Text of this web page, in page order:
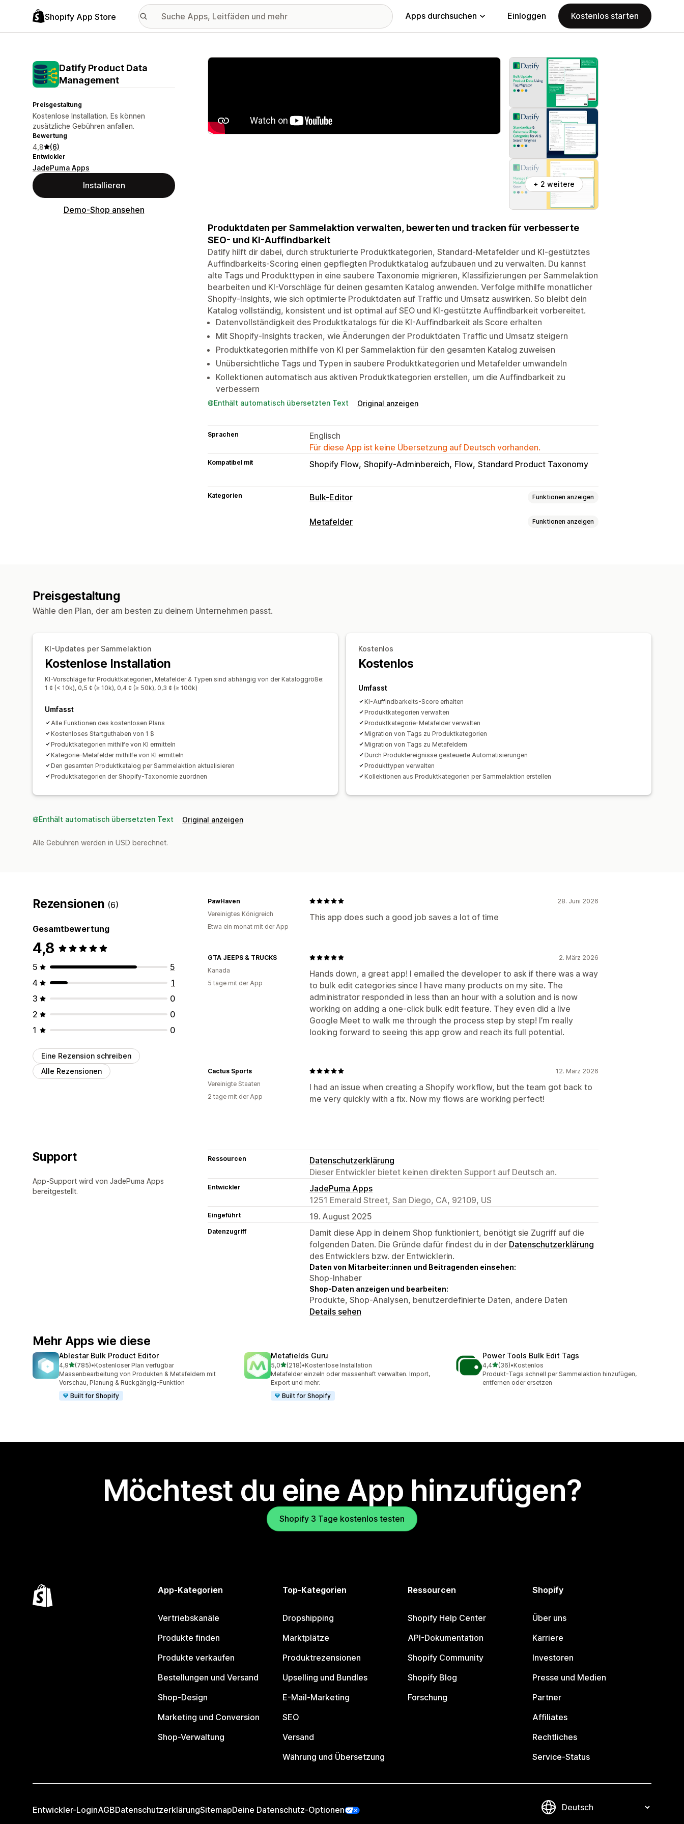
Shopify App Store Apps durchsuchen Einloggen Kostenlos starten
Datify Product Data
Management
Preisgestaltung
Kostenlose Installation. Es können
zusätzliche Gebühren anfallen.
Bewertung
4,8 (6)
Entwickler
JadePuma Apps
Installieren
Demo-Shop ansehen
Vorgestellte Bildergalerie
+ 2 weitere
Produktdaten per Sammelaktion verwalten, bewerten und tracken für verbesserte
SEO- und KI-Auffindbarkeit
Datify hilft dir dabei, durch strukturierte Produktkategorien, Standard-Metafelder und KI-gestütztes
Auffindbarkeits-Scoring einen gepflegten Produktkatalog aufzubauen und zu verwalten. Du kannst
alte Tags und Produkttypen in eine saubere Taxonomie migrieren, Klassifizierungen per Sammelaktion
bearbeiten und KI-Vorschläge für deinen gesamten Katalog anwenden. Verfolge mithilfe monatlicher
Shopify-Insights, wie sich optimierte Produktdaten auf Traffic und Umsatz auswirken. So bleibt dein
Katalog vollständig, konsistent und ist optimal auf SEO und KI-gestützte Auffindbarkeit vorbereitet.
Datenvollständigkeit des Produktkatalogs für die KI-Auffindbarkeit als Score erhalten
Mit Shopify-Insights tracken, wie Änderungen der Produktdaten Traffic und Umsatz steigern
Produktkategorien mithilfe von KI per Sammelaktion für den gesamten Katalog zuweisen
Unübersichtliche Tags und Typen in saubere Produktkategorien und Metafelder umwandeln
Kollektionen automatisch aus aktiven Produktkategorien erstellen, um die Auffindbarkeit zu
verbessern
Enthält automatisch übersetzten Text Original anzeigen
Sprachen
Englisch
Für diese App ist keine Übersetzung auf Deutsch vorhanden.
Kompatibel mit Shopify Flow Shopify-Adminbereich Flow Standard Product Taxonomy
Kategorien Bulk-Editor Funktionen anzeigen
Bearbeitbare Ressourcen
Metafelder Funktionen anzeigen
Preisgestaltung
Wähle den Plan, der am besten zu deinem Unternehmen passt.
KI-Updates per Sammelaktion
Kostenlose Installation
KI-Vorschläge für Produktkategorien, Metafelder & Typen sind abhängig von der Kataloggröße:
1 ¢ (< 10k), 0,5 ¢ (≥ 10k), 0,4 ¢ (≥ 50k), 0,3 ¢ (≥ 100k)
Umfasst
Alle Funktionen des kostenlosen Plans
Kostenloses Startguthaben von 1 $
Produktkategorien mithilfe von KI ermitteln
Kategorie-Metafelder mithilfe von KI ermitteln
Den gesamten Produktkatalog per Sammelaktion aktualisieren
Produktkategorien der Shopify-Taxonomie zuordnen
Kostenlos
Kostenlos
Umfasst
KI-Auffindbarkeits-Score erhalten
Produktkategorien verwalten
Produktkategorie-Metafelder verwalten
Migration von Tags zu Produktkategorien
Migration von Tags zu Metafeldern
Durch Produktereignisse gesteuerte Automatisierungen
Produkttypen verwalten
Kollektionen aus Produktkategorien per Sammelaktion erstellen
Enthält automatisch übersetzten Text Original anzeigen
Alle Gebühren werden in USD berechnet.
Rezensionen (6)
Gesamtbewertung
4,8
5
5
4
1
3
0
2
0
1
0
Eine Rezension schreiben
Alle Rezensionen
28. Juni 2026
This app does such a good job saves a lot of time
PawHaven
Vereinigtes Königreich
Etwa ein monat mit der App
2. März 2026
Hands down, a great app! I emailed the developer to ask if there was a way
to bulk edit categories since I have many products on my site. The
administrator responded in less than an hour with a solution and is now
working on adding a one-click bulk edit feature. They even did a live
Google Meet to walk me through the process step by step! I’m really
looking forward to seeing this app grow and reach its full potential.
GTA JEEPS & TRUCKS
Kanada
5 tage mit der App
12. März 2026
I had an issue when creating a Shopify workflow, but the team got back to
me very quickly with a fix. Now my flows are working perfect!
Cactus Sports
Vereinigte Staaten
2 tage mit der App
Support
App-Support wird von JadePuma Apps
bereitgestellt.
Ressourcen
Datenschutzerklärung
Dieser Entwickler bietet keinen direkten Support auf Deutsch an.
Entwickler
JadePuma Apps
1251 Emerald Street, San Diego, CA, 92109, US
Eingeführt 19. August 2025
Datenzugriff
Damit diese App in deinem Shop funktioniert, benötigt sie Zugriff auf die
folgenden Daten. Die Gründe dafür findest du in der Datenschutzerklärung
des Entwicklers bzw. der Entwicklerin.
Daten von Mitarbeiter:innen und Beitragenden einsehen:
Shop-Inhaber
Shop-Daten anzeigen und bearbeiten:
Produkte, Shop-Analysen, benutzerdefinierte Daten, andere Daten
Details sehen
Mehr Apps wie diese
Ablestar Bulk Product Editor
4,9von 5 Sternen
(785)
785 Rezensionen insgesamt
•Kostenloser Plan verfügbar
Massenbearbeitung von Produkten & Metafeldern mit
Vorschau, Planung & Rückgängig-Funktion
Built for Shopify
Metafields Guru
5,0von 5 Sternen
(218)
218 Rezensionen insgesamt
•Kostenlose Installation
Metafelder einzeln oder massenhaft verwalten. Import,
Export und mehr.
Built for Shopify
Power Tools Bulk Edit Tags
4,4von 5 Sternen
(36)
36 Rezensionen insgesamt
•Kostenlos
Produkt-Tags schnell per Sammelaktion hinzufügen,
entfernen oder ersetzen
Möchtest du eine App hinzufügen?
Shopify 3 Tage kostenlos testen
App-Kategorien
Vertriebskanäle
Produkte finden
Produkte verkaufen
Bestellungen und Versand
Shop-Design
Marketing und Conversion
Shop-Verwaltung
Top-Kategorien
Dropshipping
Marktplätze
Produktrezensionen
Upselling und Bundles
E-Mail-Marketing
SEO
Versand
Währung und Übersetzung
Ressourcen
Shopify Help Center
API-Dokumentation
Shopify Community
Shopify Blog
Forschung
Shopify
Über uns
Karriere
Investoren
Presse und Medien
Partner
Affiliates
Rechtliches
Service-Status
Entwickler-LoginAGBDatenschutzerklärungSitemapDeine Datenschutz-Optionen